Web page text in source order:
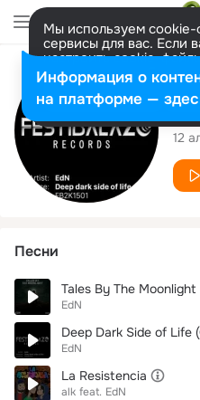
Мы используем cookie-
сервисы для вас. Если
настроить cookie-
представитель.
Разрешить все
12
Песни
Tales By The Moonlight
EdN
Deep Dark Side of Life
EdN
La Resistencia
alk feat. EdN
Информация о
на платформе —